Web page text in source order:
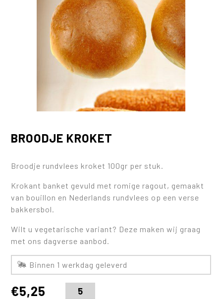
BROODJE KROKET
Broodje rundvlees kroket 100gr per stuk.
Krokant banket gevuld met romige ragout, gemaakt
van bouillon en Nederlands rundvlees op een verse
bakkersbol.
Wilt u vegetarische variant? Deze maken wij graag
met ons dagverse aanbod.
Binnen 1 werkdag geleverd
€5,25